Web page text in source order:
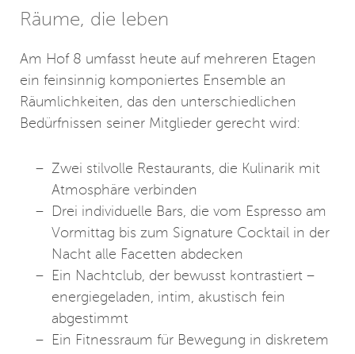
Räume, die leben
Am Hof 8 umfasst heute auf mehreren Etagen
ein feinsinnig komponiertes Ensemble an
Räumlichkeiten, das den unterschiedlichen
Bedürfnissen seiner Mitglieder gerecht wird:
Zwei stilvolle Restaurants, die Kulinarik mit
Atmosphäre verbinden
Drei individuelle Bars, die vom Espresso am
Vormittag bis zum Signature Cocktail in der
Nacht alle Facetten abdecken
Ein Nachtclub, der bewusst kontrastiert –
energiegeladen, intim, akustisch fein
abgestimmt
Ein Fitnessraum für Bewegung in diskretem